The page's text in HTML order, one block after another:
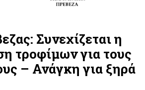
Συνεχίζεται η
τροφίμων για τους
– Ανάγκη για ξηρά